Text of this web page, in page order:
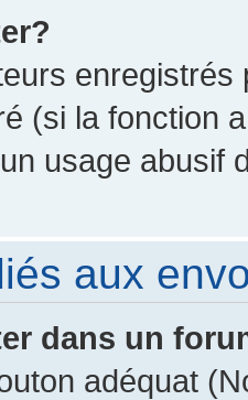
enregistrés
(si la fonction
usage abusif
aux
dans un
adéquat